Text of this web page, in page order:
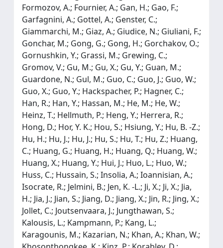
Formozov, A.; Fournier, A.; Gan, H.; Gao, F.;
Garfagnini, A.; Gottel, A.; Genster, C.;
Giammarchi, M.; Giaz, A.; Giudice, N.; Giuliani, F.;
Gonchar, M.; Gong, G.; Gong, H.; Gorchakov, O.;
Gornushkin, Y.; Grassi, M.; Grewing, C.;
Gromov, V.; Gu, M.; Gu, X.; Gu, Y.; Guan, M.;
Guardone, N.; Gul, M.; Guo, C.; Guo, J.; Guo, W.;
Guo, X.; Guo, Y.; Hackspacher, P.; Hagner, C.;
Han, R.; Han, Y.; Hassan, M.; He, M.; He, W.;
Heinz, T.; Hellmuth, P.; Heng, Y.; Herrera, R.;
Hong, D.; Hor, Y. K.; Hou, S.; Hsiung, Y.; Hu, B. -Z.;
Hu, H.; Hu, J.; Hu, J.; Hu, S.; Hu, T.; Hu, Z.; Huang,
C.; Huang, G.; Huang, H.; Huang, Q.; Huang, W.;
Huang, X.; Huang, Y.; Hui, J.; Huo, L.; Huo, W.;
Huss, C.; Hussain, S.; Insolia, A.; Ioannisian, A.;
Isocrate, R.; Jelmini, B.; Jen, K. -L.; Ji, X.; Ji, X.; Jia,
H.; Jia, J.; Jian, S.; Jiang, D.; Jiang, X.; Jin, R.; Jing, X.;
Jollet, C.; Joutsenvaara, J.; Jungthawan, S.;
Kalousis, L.; Kampmann, P.; Kang, L.;
Karagounis, M.; Kazarian, N.; Khan, A.; Khan, W.;